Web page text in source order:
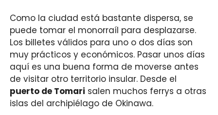
Como la ciudad está bastante dispersa, se
puede tomar el monorraíl para desplazarse.
Los billetes válidos para uno o dos días son
muy prácticos y económicos. Pasar unos días
aquí es una buena forma de moverse antes
de visitar otro territorio insular. Desde el
puerto de Tomari salen muchos ferrys a otras
islas del archipiélago de Okinawa.